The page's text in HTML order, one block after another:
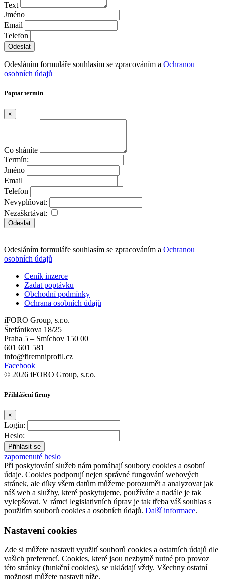
Text
Jméno
Email
Telefon
Odesláním formuláře souhlasím se zpracováním a Ochranou
osobních údajů
Poptat termín
×
Co sháníte
Termín:
Jméno
Email
Telefon
Nevyplňovat:
Nezaškrtávat:
Odeslat
Odesláním formuláře souhlasím se zpracováním a Ochranou
osobních údajů
Ceník inzerce
Zadat poptávku
Obchodní podmínky
Ochrana osobních údajů
iFORO Group, s.r.o.
Štefánikova 18/25
Praha 5 – Smíchov 150 00
601 601 581
info@firemniprofil.cz
Facebook
© 2026 iFORO Group, s.r.o.
Přihlášení firmy
×
Login:
Heslo:
zapomenuté heslo
Při poskytování služeb nám pomáhají soubory cookies a osobní
údaje. Cookies podporují nejen správné fungování webových
stránek, ale díky všem datům můžeme porozumět a analyzovat jak
náš web a služby, které poskytujeme, používáte a nadále je tak
vylepšovat. V rámci legislativních úprav je tak třeba váš souhlas s
použitím souborů cookies a osobních údajů. Další informace.
Nastavení cookies
Zde si můžete nastavit využití souborů cookies a ostatních údajů dle
vašich preferencí. Cookies, které jsou nezbytně nutné pro provoz
této stránky (funkční cookies), se ukládají vždy. Všechny ostatní
možnosti můžete nastavit níže.